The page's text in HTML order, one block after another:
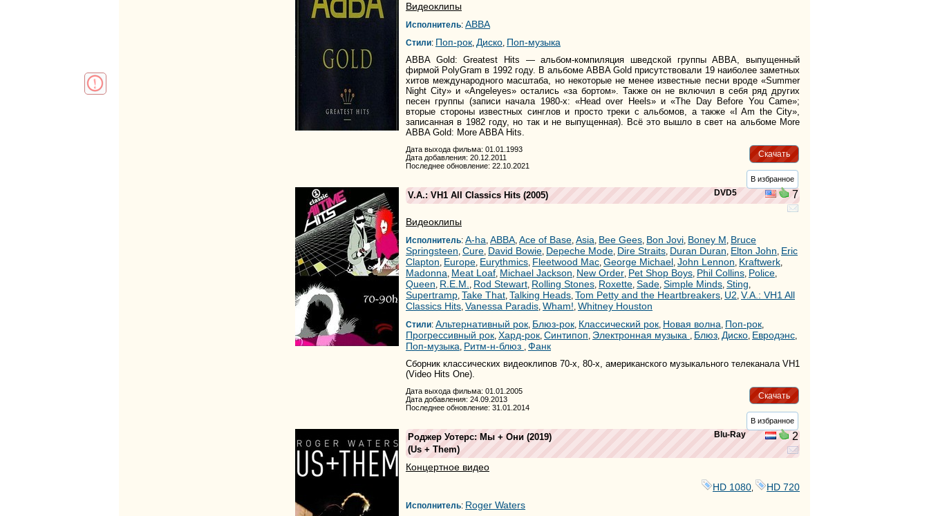
Видеоклипы
Исполнитель: ABBA
Стили: Поп-рок, Диско, Поп-музыка
ABBA Gold: Greatest Hits — альбом-компиляция шведской группы ABBA, выпущенный
фирмой PolyGram в 1992 году. В альбоме ABBA Gold присутствовали 19 наиболее заметных
хитов международного масштаба, но некоторые не менее известные песни вроде «Summer
Night City» и «Angeleyes» остались «за бортом». Также он не включил в себя ряд других
песен группы (записи начала 1980-х: «Head over Heels» и «The Day Before You Came»;
вторые стороны известных синглов и просто треки с альбомов, а также «I Am the City»,
записанная в 1982 году, но так и не выпущенная). Всё это вышло в свет на альбоме More
ABBA Gold: More ABBA Hits.
Скачать
Дата выхода фильма: 01.01.1993
Дата добавления: 20.12.2011
Последнее обновление: 22.10.2021
В избранное
DVD5 7
V.A.: VH1 All Classics Hits (2005)
Видеоклипы
Исполнитель: A-ha, ABBA, Ace of Base, Asia, Bee Gees, Bon Jovi, Boney M, Bruce
Springsteen, Cure, David Bowie, Depeche Mode, Dire Straits, Duran Duran, Elton John, Eric
Clapton, Europe, Eurythmics, Fleetwood Mac, George Michael, John Lennon, Kraftwerk,
Madonna, Meat Loaf, Michael Jackson, New Order, Pet Shop Boys, Phil Collins, Police,
Queen, R.E.M. , Rod Stewart, Rolling Stones, Roxette, Sade, Simple Minds, Sting,
Supertramp, Take That, Talking Heads, Tom Petty and the Heartbreakers, U2, V.A.: VH1 All
Classics Hits, Vanessa Paradis, Wham!, Whitney Houston
Стили: Альтернативный рок, Блюз-рок, Классический рок, Новая волна, Поп-рок,
Прогрессивный рок, Хард-рок, Синтипоп, Электронная музыка , Блюз, Диско, Евродэнс,
Поп-музыка, Ритм-н-блюз , Фанк
Сборник классических видеоклипов 70-х, 80-х, американского музыкального телеканала VH1
(Video Hits One).
Скачать
Дата выхода фильма: 01.01.2005
Дата добавления: 24.09.2013
Последнее обновление: 31.01.2014
В избранное
Blu-Ray 2
Роджер Уотерс: Мы + Они (2019)
(Us + Them)
Концертное видео
HD 1080
HD 720
Исполнитель: Roger Waters